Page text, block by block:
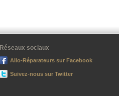
Réseaux sociaux
Allo-Réparateurs sur Facebook
Suivez-nous sur Twitter